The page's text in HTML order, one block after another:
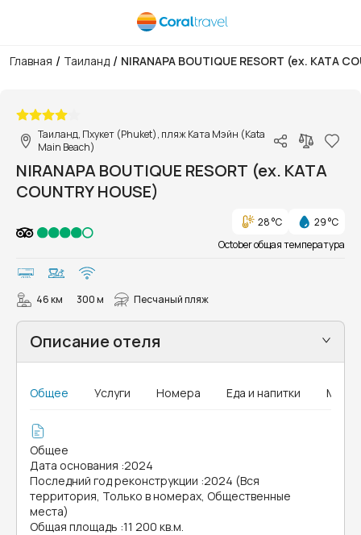
Главная / Таиланд / NIRANAPA BOUTIQUE RESORT (ex. KATA
Таиланд, Пхукет (Phuket), пляж Ката Мэйн (Kata
Main Beach)
NIRANAPA BOUTIQUE RESORT (ex. KATA
COUNTRY HOUSE)
28 °C
29 °C
October общая температура
46 км 300 м Песчаный пляж
Описание отеля
Общее Услуги Номера Еда и напитки MICE
Общее
Дата основания :2024
Последний год реконструкции :2024 (Вся
территория, Только в номерах, Общественные
места)
Общая площадь :11 200 кв.м.